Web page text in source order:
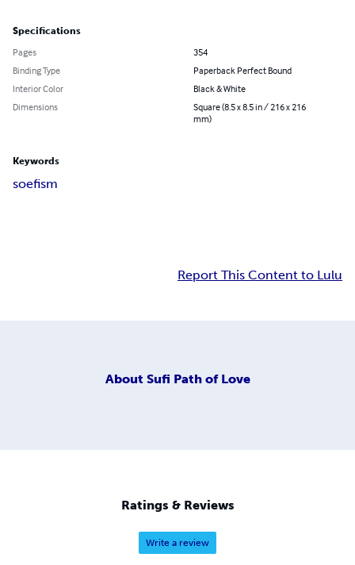
Specifications
Pages
354
Binding Type
Paperback Perfect Bound
Interior Color
Black & White
Dimensions
Square (8.5 x 8.5 in / 216 x 216
mm)
Keywords
soefism
Report This Content to Lulu
About Sufi Path of Love
Ratings & Reviews
Write a review